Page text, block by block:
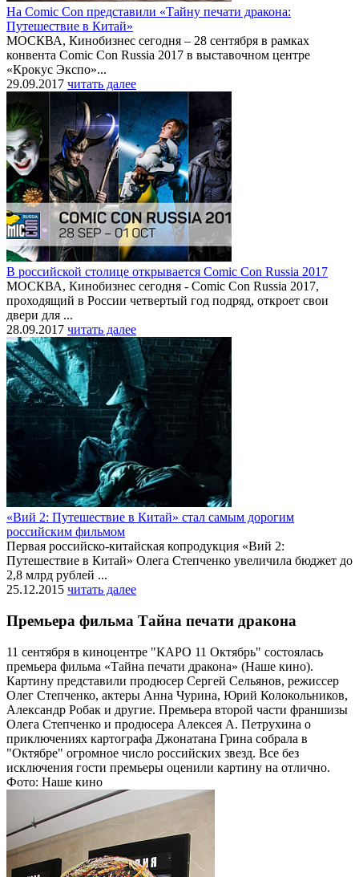
На Comic Con представили «Тайну печати дракона:
Путешествие в Китай»
МОСКВА, Кинобизнес сегодня – 28 сентября в рамках
конвента Comic Con Russia 2017 в выставочном центре
«Крокус Экспо»...
29.09.2017 читать далее
В российской столице открывается Comic Con Russia 2017
МОСКВА, Кинобизнес сегодня - Comic Con Russia 2017,
проходящий в России четвертый год подряд, откроет свои
двери для ...
28.09.2017 читать далее
«Вий 2: Путешествие в Китай» стал самым дорогим
российским фильмом
Первая российско-китайская копродукция «Вий 2:
Путешествие в Китай» Олега Степченко увеличила бюджет до
2,8 млрд рублей ...
25.12.2015 читать далее
Премьера фильма Тайна печати дракона
11 сентября в киноцентре "КАРО 11 Октябрь" состоялась
премьера фильма «Тайна печати дракона» (Наше кино).
Картину представили продюсер Сергей Сельянов, режиссер
Олег Степченко, актеры Анна Чурина, Юрий Колокольников,
Александр Робак и другие. Премьера второй части франшизы
Олега Степченко и продюсера Алексея А. Петрухина о
приключениях картографа Джонатана Грина собрала в
"Октябре" огромное число российских звезд. Все без
исключения гости премьеры оценили картину на отлично.
Фото: Наше кино